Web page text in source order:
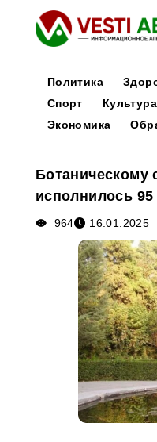
Новости
Медиа
Афиша
Политика
Спорт
Культура
Экономика
Ботаническому
исполнилось 95
964 16.01.2025